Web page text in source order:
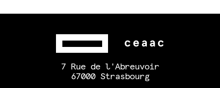
7 Rue de l'Abreuvoir
67000 Strasbourg